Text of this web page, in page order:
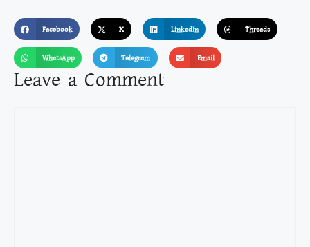
Facebook X LinkedIn Threads
WhatsApp Telegram Email
Leave a Comment